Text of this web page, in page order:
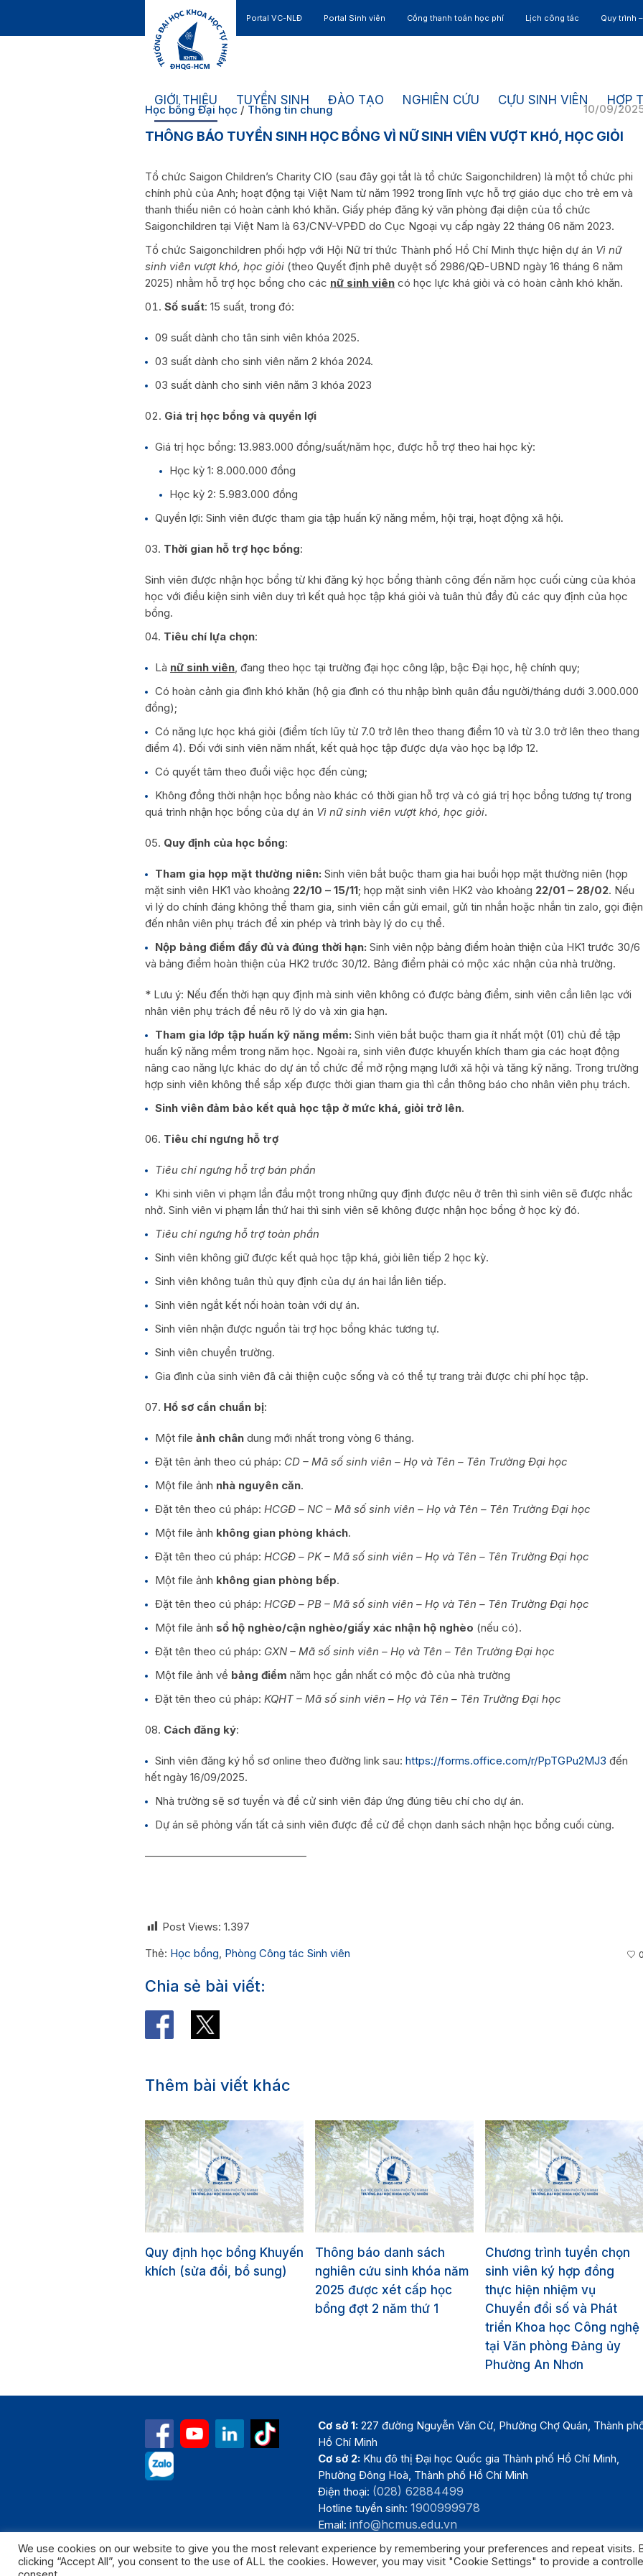
Portal VC-NLĐ Portal Sinh viên Cổng thanh toán học phí Lịch công tác Quy trình
GIỚI THIỆU TUYỂN SINH ĐÀO TẠO NGHIÊN CỨU CỰU SINH VIÊN HỢP
10/09/
Học bổng Đại học / Thông tin chung
THÔNG BÁO TUYỂN SINH HỌC BỔNG VÌ NỮ SINH VIÊN VƯỢT KHÓ, HỌC GIỎI
Tổ chức Saigon Children’s Charity CIO (sau đây gọi tắt là tổ chức Saigonchildren) là một tổ chức phi
chính phủ của Anh; hoạt động tại Việt Nam từ năm 1992 trong lĩnh vực hỗ trợ giáo dục cho trẻ em và
thanh thiếu niên có hoàn cảnh khó khăn. Giấy phép đăng ký văn phòng đại diện của tổ chức
Saigonchildren tại Việt Nam là 63/CNV-VPĐD do Cục Ngoại vụ cấp ngày 22 tháng 06 năm 2023.
Tổ chức Saigonchildren phối hợp với Hội Nữ trí thức Thành phố Hồ Chí Minh thực hiện dự án Vì nữ
sinh viên vượt khó, học giỏi (theo Quyết định phê duyệt số 2986/QĐ-UBND ngày 16 tháng 6 năm
2025) nhằm hỗ trợ học bổng cho các nữ sinh viên có học lực khá giỏi và có hoàn cảnh khó khăn.
Số suất: 15 suất, trong đó:
09 suất dành cho tân sinh viên khóa 2025.
03 suất dành cho sinh viên năm 2 khóa 2024.
03 suất dành cho sinh viên năm 3 khóa 2023
Giá trị học bổng và quyền lợi
Giá trị học bổng: 13.983.000 đồng/suất/năm học, được hỗ trợ theo hai học kỳ:
Học kỳ 1: 8.000.000 đồng
Học kỳ 2: 5.983.000 đồng
Quyền lợi: Sinh viên được tham gia tập huấn kỹ năng mềm, hội trại, hoạt động xã hội.
Thời gian hỗ trợ học bổng:
Sinh viên được nhận học bổng từ khi đăng ký học bổng thành công đến năm học cuối cùng của khóa
học với điều kiện sinh viên duy trì kết quả học tập khá giỏi và tuân thủ đầy đủ các quy định của học
bổng.
Tiêu chí lựa chọn:
Là nữ sinh viên, đang theo học tại trường đại học công lập, bậc Đại học, hệ chính quy;
Có hoàn cảnh gia đình khó khăn (hộ gia đình có thu nhập bình quân đầu người/tháng dưới 3.000.000
đồng);
Có năng lực học khá giỏi (điểm tích lũy từ 7.0 trở lên theo thang điểm 10 và từ 3.0 trở lên theo thang
điểm 4). Đối với sinh viên năm nhất, kết quả học tập được dựa vào học bạ lớp 12.
Có quyết tâm theo đuổi việc học đến cùng;
Không đồng thời nhận học bổng nào khác có thời gian hỗ trợ và có giá trị học bổng tương tự trong
quá trình nhận học bổng của dự án Vì nữ sinh viên vượt khó, học giỏi.
Quy định của học bổng:
Tham gia họp mặt thường niên: Sinh viên bắt buộc tham gia hai buổi họp mặt thường niên (họp
mặt sinh viên HK1 vào khoảng 22/10 – 15/11; họp mặt sinh viên HK2 vào khoảng 22/01 – 28/02. Nếu
vì lý do chính đáng không thể tham gia, sinh viên cần gửi email, gửi tin nhắn hoặc nhắn tin zalo, gọi điện
đến nhân viên phụ trách để xin phép và trình bày lý do cụ thể.
Nộp bảng điểm đầy đủ và đúng thời hạn: Sinh viên nộp bảng điểm hoàn thiện của HK1 trước 30/6
và bảng điểm hoàn thiện của HK2 trước 30/12. Bảng điểm phải có mộc xác nhận của nhà trường.
* Lưu ý: Nếu đến thời hạn quy định mà sinh viên không có được bảng điểm, sinh viên cần liên lạc với
nhân viên phụ trách để nêu rõ lý do và xin gia hạn.
Tham gia lớp tập huấn kỹ năng mềm: Sinh viên bắt buộc tham gia ít nhất một (01) chủ đề tập
huấn kỹ năng mềm trong năm học. Ngoài ra, sinh viên được khuyến khích tham gia các hoạt động
nâng cao năng lực khác do dự án tổ chức để mở rộng mạng lưới xã hội và tăng kỹ năng. Trong trường
hợp sinh viên không thể sắp xếp được thời gian tham gia thì cần thông báo cho nhân viên phụ trách.
Sinh viên đảm bảo kết quả học tập ở mức khá, giỏi trở lên.
Tiêu chí ngưng hỗ trợ
Tiêu chí ngưng hỗ trợ bán phần
Khi sinh viên vi phạm lần đầu một trong những quy định được nêu ở trên thì sinh viên sẽ được nhắc
nhở. Sinh viên vi phạm lần thứ hai thì sinh viên sẽ không được nhận học bổng ở học kỳ đó.
Tiêu chí ngưng hỗ trợ toàn phần
Sinh viên không giữ được kết quả học tập khá, giỏi liên tiếp 2 học kỳ.
Sinh viên không tuân thủ quy định của dự án hai lần liên tiếp.
Sinh viên ngắt kết nối hoàn toàn với dự án.
Sinh viên nhận được nguồn tài trợ học bổng khác tương tự.
Sinh viên chuyển trường.
Gia đình của sinh viên đã cải thiện cuộc sống và có thể tự trang trải được chi phí học tập.
Hồ sơ cần chuẩn bị:
Một file ảnh chân dung mới nhất trong vòng 6 tháng.
Đặt tên ảnh theo cú pháp: CD – Mã số sinh viên – Họ và Tên – Tên Trường Đại học
Một file ảnh nhà nguyên căn.
Đặt tên theo cú pháp: HCGĐ – NC – Mã số sinh viên – Họ và Tên – Tên Trường Đại học
Một file ảnh không gian phòng khách.
Đặt tên theo cú pháp: HCGĐ – PK – Mã số sinh viên – Họ và Tên – Tên Trường Đại học
Một file ảnh không gian phòng bếp.
Đặt tên theo cú pháp: HCGĐ – PB – Mã số sinh viên – Họ và Tên – Tên Trường Đại học
Một file ảnh sổ hộ nghèo/cận nghèo/giấy xác nhận hộ nghèo (nếu có).
Đặt tên theo cú pháp: GXN – Mã số sinh viên – Họ và Tên – Tên Trường Đại học
Một file ảnh về bảng điểm năm học gần nhất có mộc đỏ của nhà trường
Đặt tên theo cú pháp: KQHT – Mã số sinh viên – Họ và Tên – Tên Trường Đại học
Cách đăng ký:
Sinh viên đăng ký hồ sơ online theo đường link sau: https://forms.office.com/r/PpTGPu2MJ3 đến
hết ngày 16/09/2025.
Nhà trường sẽ sơ tuyển và đề cử sinh viên đáp ứng đúng tiêu chí cho dự án.
Dự án sẽ phỏng vấn tất cả sinh viên được đề cử để chọn danh sách nhận học bổng cuối cùng.
———————————————
Post Views: 1.397
Thẻ: Học bổng, Phòng Công tác Sinh viên 0
Chia sẻ bài viết:
Thêm bài viết khác
Quy định học bổng Khuyến
khích (sửa đổi, bổ sung)
Thông báo danh sách
nghiên cứu sinh khóa năm
2025 được xét cấp học
bổng đợt 2 năm thứ 1
Chương trình tuyển chọn
sinh viên ký hợp đồng
thực hiện nhiệm vụ
Chuyển đổi số và Phát
triển Khoa học Công nghệ
tại Văn phòng Đảng ủy
Phường An Nhơn
Cơ sở 1: 227 đường Nguyễn Văn Cừ, Phường Chợ Quán, Thành
Hồ Chí Minh
Cơ sở 2: Khu đô thị Đại học Quốc gia Thành phố Hồ Chí Minh,
Phường Đông Hoà, Thành phố Hồ Chí Minh
Điện thoại: (028) 62884499
Hotline tuyển sinh:1900999978
Email:info@hcmus.edu.vn
Bản quyền thuộc Trường Đại học Khoa học tự nhiên, Đại học Quốc gia Thành phố Hồ Chí
We use cookies on our website to give you the most relevant experience by remembering your preferences and repeat visits.
clicking “Accept All”, you consent to the use of ALL the cookies. However, you may visit "Cookie Settings" to provide a